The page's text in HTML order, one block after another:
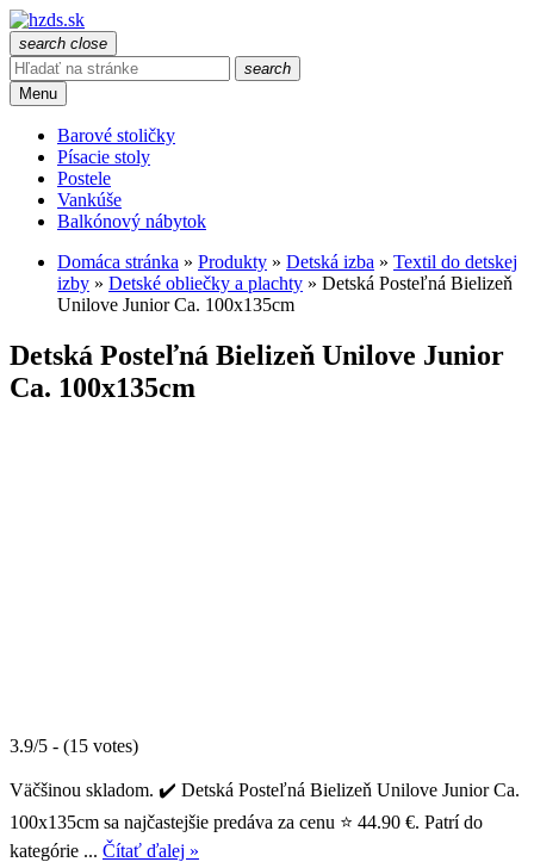
search close
search
Menu
Barové stoličky
Písacie stoly
Postele
Vankúše
Balkónový nábytok
Domáca stránka » Produkty » Detská izba » Textil do detskej
izby » Detské obliečky a plachty » Detská Posteľná Bielizeň
Unilove Junior Ca. 100x135cm
Detská Posteľná Bielizeň Unilove Junior
Ca. 100x135cm
3.9/5 - (15 votes)
Väčšinou skladom. ✔️ Detská Posteľná Bielizeň Unilove Junior Ca.
100x135cm sa najčastejšie predáva za cenu ⭐ 44.90 €. Patrí do
kategórie ... Čítať ďalej »